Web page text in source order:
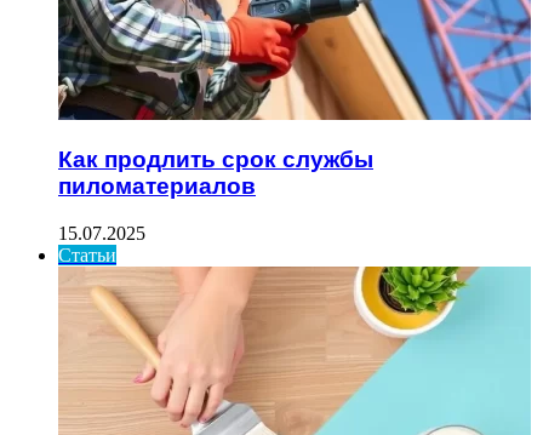
Как продлить срок службы
пиломатериалов
15.07.2025
Статьи